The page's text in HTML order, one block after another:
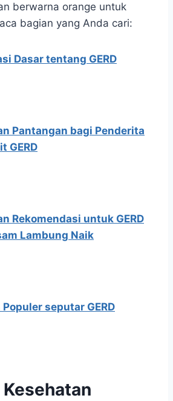
berwarna orange untuk
bagian yang Anda cari:
Dasar tentang GERD
Pantangan bagi Penderita
GERD
Rekomendasi untuk GERD
Lambung Naik
seputar GERD